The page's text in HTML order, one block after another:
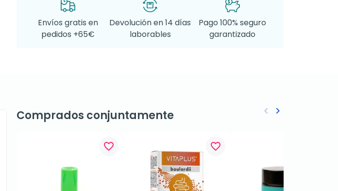
Envíos gratis en
pedidos +65€
Devolución en 14 días
laborables
Pago 100% seguro
garantizado
Comprados conjuntamente
favorite_border favorite_border
Anterior
keyboard_arrow_left Siguiente
keyboard_arrow_right